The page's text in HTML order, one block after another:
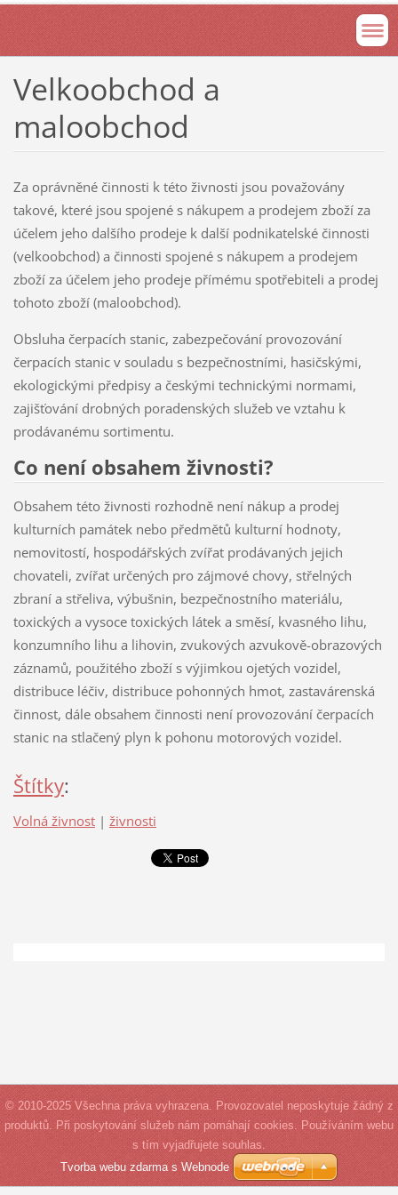
Velkoobchod a
maloobchod
Za oprávněné činnosti k této živnosti jsou považovány
takové, které jsou spojené s nákupem a prodejem zboží za
účelem jeho dalšího prodeje k další podnikatelské činnosti
(velkoobchod) a činnosti spojené s nákupem a prodejem
zboží za účelem jeho prodeje přímému spotřebiteli a prodej
tohoto zboží (maloobchod).
Obsluha čerpacích stanic, zabezpečování provozování
čerpacích stanic v souladu s bezpečnostními, hasičskými,
ekologickými předpisy a českými technickými normami,
zajišťování drobných poradenských služeb ve vztahu k
prodávanému sortimentu.
Co není obsahem živnosti?
Obsahem této živnosti rozhodně není nákup a prodej
kulturních památek nebo předmětů kulturní hodnoty,
nemovitostí, hospodářských zvířat prodávaných jejich
chovateli, zvířat určených pro zájmové chovy, střelných
zbraní a střeliva, výbušnin, bezpečnostního materiálu,
toxických a vysoce toxických látek a směsí, kvasného lihu,
konzumního lihu a lihovin, zvukových azvukově-obrazových
záznamů, použitého zboží s výjimkou ojetých vozidel,
distribuce léčiv, distribuce pohonných hmot, zastavárenská
činnost, dále obsahem činnosti není provozování čerpacích
stanic na stlačený plyn k pohonu motorových vozidel.
Štítky:
Volná živnost | živnosti
© 2010-2025 Všechna práva vyhrazena. Provozovatel neposkytuje žádný z
produktů. Při poskytování služeb nám pomáhají cookies. Používáním webu
s tím vyjadřujete souhlas.
Tvorba webu zdarma s Webnode